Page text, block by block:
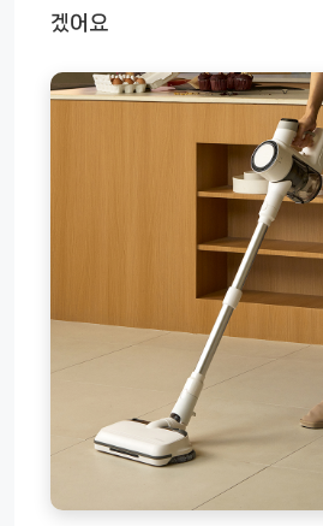
겠어요